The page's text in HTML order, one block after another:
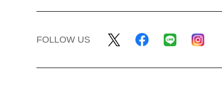
FOLLOW US